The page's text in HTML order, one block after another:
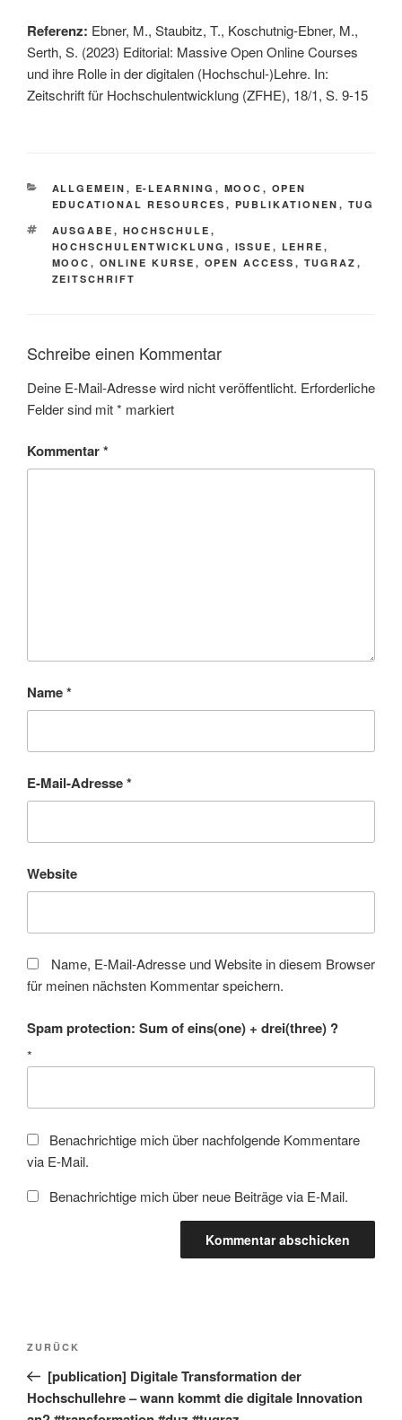
Referenz: Ebner, M., Staubitz, T., Koschutnig-Ebner, M.,
Serth, S. (2023) Editorial: Massive Open Online Courses
und ihre Rolle in der digitalen (Hochschul-)Lehre. In:
Zeitschrift für Hochschulentwicklung (ZFHE), 18/1, S. 9-15
KATEGORIEN
ALLGEMEIN , E-LEARNING , MOOC , OPEN
EDUCATIONAL RESOURCES , PUBLIKATIONEN , TUG
SCHLAGWÖRTER
AUSGABE , HOCHSCHULE ,
HOCHSCHULENTWICKLUNG , ISSUE , LEHRE ,
MOOC , ONLINE KURSE , OPEN ACCESS , TUGRAZ ,
ZEITSCHRIFT
Schreibe einen Kommentar
Deine E-Mail-Adresse wird nicht veröffentlicht. Erforderliche
Felder sind mit* markiert
Kommentar*
Name*
E-Mail-Adresse*
Website
Name, E-Mail-Adresse und Website in diesem Browser
für meinen nächsten Kommentar speichern.
Spam protection: Sum of eins(one) + drei(three) ?
*
Benachrichtige mich über nachfolgende Kommentare
via E-Mail.
Benachrichtige mich über neue Beiträge via E-Mail.
Beitragsnavigation
Vorheriger
Beitrag
ZURÜCK
[publication] Digitale Transformation der
Hochschullehre – wann kommt die digitale Innovation